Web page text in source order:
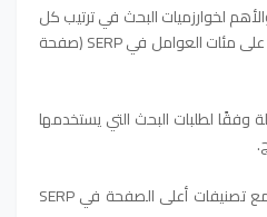
لخوارزميات البحث في ترتيب كل
صفحة ويب مقارنةً بالآخرين بناءً على مئات العوامل في SERP (صفحة
وفقًا لطلبات البحث التي يستخدمها
(3) يعرض صفحات الويب مع تصنيفات أعلى الصفحة في SERP